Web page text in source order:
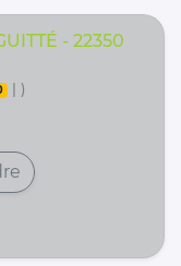
- 22350
| )